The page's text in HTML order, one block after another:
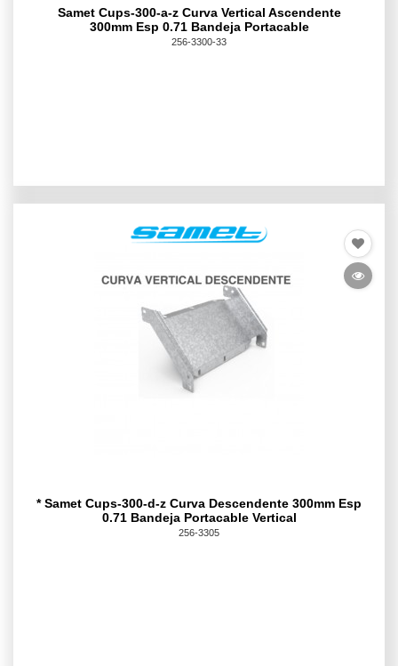
Samet Cups-300-a-z Curva Vertical Ascendente
300mm Esp 0.71 Bandeja Portacable
256-3300-33
* Samet Cups-300-d-z Curva Descendente 300mm Esp
0.71 Bandeja Portacable Vertical
256-3305